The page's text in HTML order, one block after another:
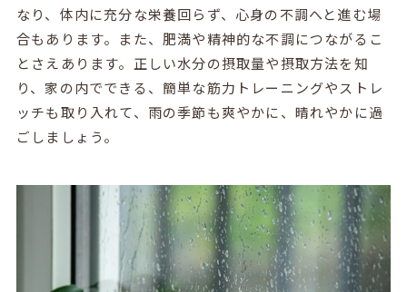
なり、体内に充分な栄養回らず、心身の不調へと進む場
合もあります。また、肥満や精神的な不調につながるこ
とさえあります。正しい水分の摂取量や摂取方法を知
り、家の内でできる、簡単な筋力トレーニングやストレ
ッチも取り入れて、雨の季節も爽やかに、晴れやかに過
ごしましょう。